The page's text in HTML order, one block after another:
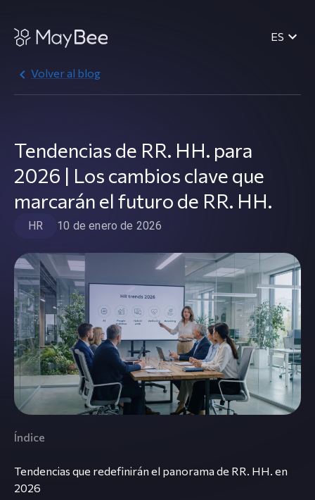
ES
Volver al blog
Tendencias de RR. HH. para
2026 | Los cambios clave que
marcarán el futuro de RR. HH.
HR 10 de enero de 2026
Índice
Tendencias que redefinirán el panorama de RR. HH. en
2026